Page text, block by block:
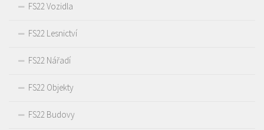
FS22 Vozidla
FS22 Lesnictví
FS22 Nářadí
FS22 Objekty
FS22 Budovy